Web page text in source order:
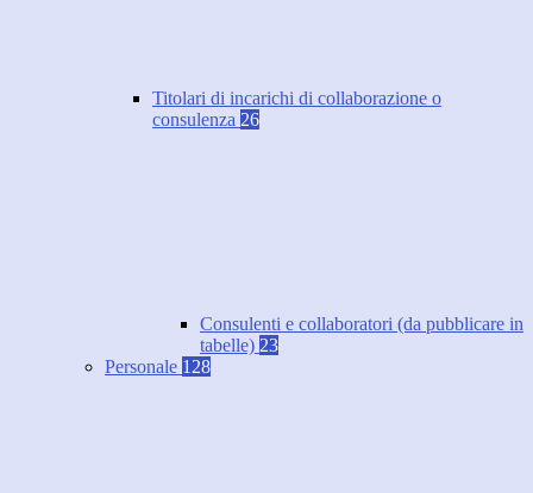
Titolari di incarichi di collaborazione o
consulenza 26
Consulenti e collaboratori (da pubblicare in
tabelle) 23
Personale 128